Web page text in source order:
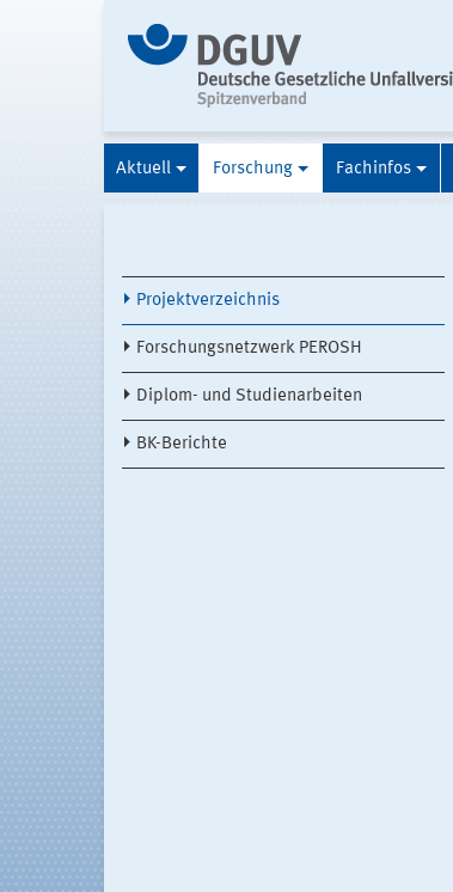
Aktuell Forschung Fachinfos
Projektverzeichnis
Forschungsnetzwerk PEROSH
Diplom- und Studienarbeiten
BK-Berichte